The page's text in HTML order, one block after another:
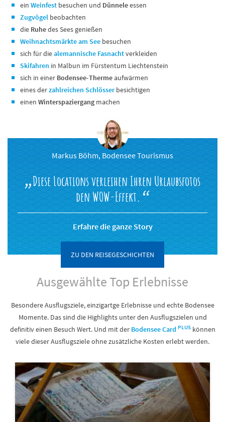
ein Weinfest besuchen und Dünneleessen
Zugvögel beobachten
die Ruhedes Sees genießen
Weihnachtsmärkte am See besuchen
sich für diealemannische Fasnachtverkleiden
Skifahren in Malbun im Fürstentum Liechtenstein
sich in einer Bodensee-Thermeaufwärmen
eines derzahlreichen Schlösserbesichtigen
einen Winterspaziergang machen
Markus Böhm, Bodensee Tourismus
Diese Locations verleihen Ihren Urlaubsfotos
den WOW-Effekt.
Erfahre die ganze Story
ZU DEN REISEGESCHICHTEN
Ausgewählte Top Erlebnisse
Besondere Ausflugsziele, einzigartge Erlebnisse und echte Bodensee
Momente. Das sind die Highlights unter den Ausflugszielen und
definitiv einen Besuch Wert. Und mit der Bodensee Card PLUS können
viele dieser Ausflugsziele ohne zusätzliche Kosten erlebt werden.